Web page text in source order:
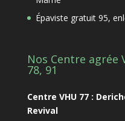
Épaviste gratuit 95,
Nos Centre agrée
78, 91
Centre VHU 77 :
Revival